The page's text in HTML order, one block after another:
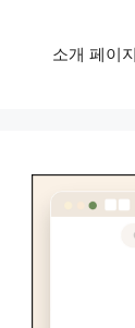
소개 페이